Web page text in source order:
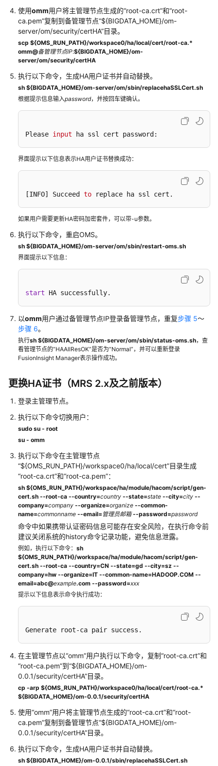
查
看
MRS
集
群
控
指
标
集
MRS
集
容
调
备
份
恢
复
MRS
集
群
据
安
装
补
丁
MRS
集
群
补
丁
说
明
查
看
MRS
日
志
MRS
集
群
安
集
群
使用omm用户将主管理节点生成的“root-ca.crt”和“root-
ca.pem”复制到备管理节点“${BIGDATA_HOME}/om-
server/om/security/certHA”目录。
scp ${OMS_RUN_PATH}/workspace0/ha/local/cert/root-ca.*
omm@备管理节点IP:${BIGDATA_HOME}/om-
server/om/security/certHA
执行以下命令，生成HA用户证书并自动替换。
sh ${BIGDATA_HOME}/om-server/om/sbin/replacehaSSLCert.sh
根据提示信息输入password，并按回车键确认。
Please input ha ssl cert password:
界面提示以下信息表示HA用户证书替换成功：
[INFO] Succeed to replace ha ssl cert.
如果用户需要更新HA密码加密套件，可以带-u参数。
执行以下命令，重启OMS。
sh ${BIGDATA_HOME}/om-server/om/sbin/restart-oms.sh
界面提示以下信息：
start HA successfully.
以omm用户通过备管理节点IP登录备管理节点，重复步骤 5～
步骤 6。
执行sh ${BIGDATA_HOME}/om-server/om/sbin/status-oms.sh，查
看管理节点的“HAAllResOK”是否为“Normal”，并可以重新登录
FusionInsight Manager表示操作成功。
更换HA证书（MRS 2.x及之前版本）
登录主管理节点。
执行以下命令切换用户：
sudo su - root
su - omm
执行以下命令在主管理节点
“${OMS_RUN_PATH}/workspace0/ha/local/cert”目录生成
“root-ca.crt”和“root-ca.pem”：
sh ${OMS_RUN_PATH}/workspace/ha/module/hacom/script/gen-
cert.sh --root-ca --country=country --state=state --city=city --
company=company --organize=organize --common-
name=commonname --email= 管理员邮箱 --password=password
命令中如果携带认证密码信息可能存在安全风险，在执行命令前
建议关闭系统的history命令记录功能，避免信息泄露。
例如，执行以下命令： sh
${OMS_RUN_PATH}/workspace/ha/module/hacom/script/gen-
cert.sh --root-ca --country=CN --state=gd --city=sz --
company=hw --organize=IT --common-name=HADOOP.COM --
email=abc@example.com --password=xxx
提示以下信息表示命令执行成功：
Generate root-ca pair success.
在主管理节点以“omm”用户执行以下命令，复制“root-ca.crt”和
“root-ca.pem”到“${BIGDATA_HOME}/om-
0.0.1/security/certHA”目录。
cp -arp ${OMS_RUN_PATH}/workspace0/ha/local/cert/root-ca.*
${BIGDATA_HOME}/om-0.0.1/security/certHA
使用“omm”用户将主管理节点生成的“root-ca.crt”和“root-
ca.pem”复制到备管理节点“${BIGDATA_HOME}/om-
0.0.1/security/certHA”目录。
执行以下命令，生成HA用户证书并自动替换。
sh ${BIGDATA_HOME}/om-0.0.1/sbin/replacehaSSLCert.sh